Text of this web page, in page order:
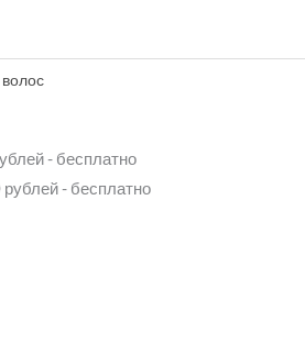
- бесплатно
- бесплатно